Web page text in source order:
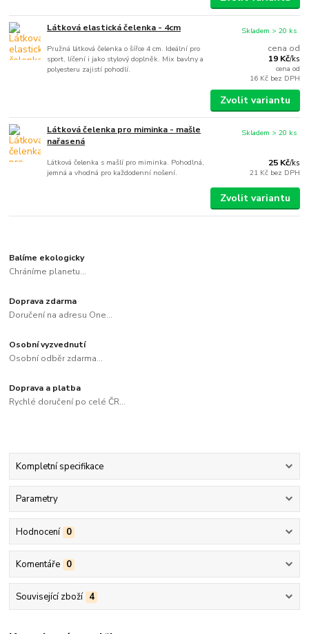
Látková elastická čelenka - 4cm
Pružná látková čelenka o šířce 4 cm. Ideální pro
sport, líčení i jako stylový doplněk. Mix bavlny a
polyesteru zajistí pohodlí.
cena od
19 Kč/ks
cena od
16 Kč bez DPH
Skladem > 20 ks
Zvolit variantu
Látková čelenka pro miminka - mašle
nařasená
Látková čelenka s mašlí pro miminka. Pohodlná,
jemná a vhodná pro každodenní nošení.
25 Kč/ks
21 Kč bez DPH
Skladem > 20 ks
Zvolit variantu
Balíme ekologicky
Chráníme planetu...
Doprava zdarma
Doručení na adresu One...
Osobní vyzvednutí
Osobní odběr zdarma...
Doprava a platba
Rychlé doručení po celé ČR...
Kompletní specifikace
Parametry
Hodnocení 0
Komentáře 0
Související zboží 4